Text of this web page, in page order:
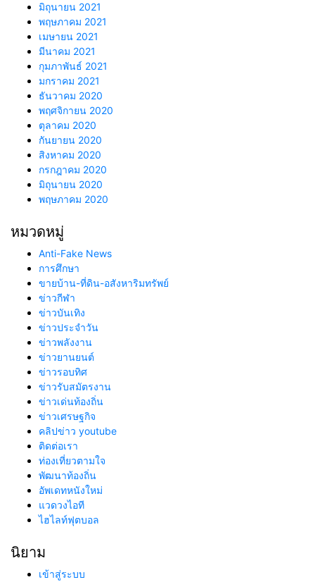
มิถุนายน 2021
พฤษภาคม 2021
เมษายน 2021
มีนาคม 2021
กุมภาพันธ์ 2021
มกราคม 2021
ธันวาคม 2020
พฤศจิกายน 2020
ตุลาคม 2020
กันยายน 2020
สิงหาคม 2020
กรกฎาคม 2020
มิถุนายน 2020
พฤษภาคม 2020
หมวดหมู่
Anti-Fake News
การศึกษา
ขายบ้าน-ที่ดิน-อสังหาริมทรัพย์
ข่าวกีฬา
ข่าวบันเทิง
ข่าวประจำวัน
ข่าวพลังงาน
ข่าวยานยนต์
ข่าวรอบทิศ
ข่าวรับสมัตรงาน
ข่าวเด่นท้องถิ่น
ข่าวเศรษฐกิจ
คลิปข่าว youtube
ติดต่อเรา
ท่องเที่ยวตามใจ
พัฒนาท้องถิ่น
อัพเดทหนังใหม่
แวดวงไอที
ไฮไลท์ฟุตบอล
นิยาม
เข้าสู่ระบบ